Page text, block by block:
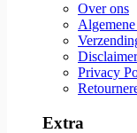
Over ons
Disclaimer
Privacy
Extra